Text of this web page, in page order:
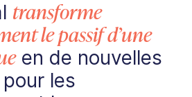
transforme
le passif d’une
en de nouvelles
les